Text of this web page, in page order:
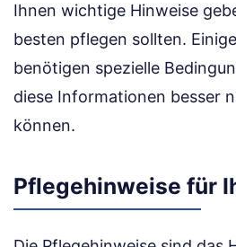
Ihnen wichtige Hinweise
besten pflegen sollten.
benötigen spezielle
diese Informationen besser
können.
Pflegehinweise für